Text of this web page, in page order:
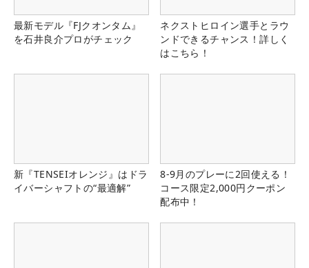
最新モデル『FJクオンタム』
を石井良介プロがチェック
ネクストヒロイン選手とラウ
ンドできるチャンス！詳しく
はこちら！
新『TENSEIオレンジ』はドラ
イバーシャフトの“最適解”
8-9月のプレーに2回使える！
コース限定2,000円クーポン
配布中！